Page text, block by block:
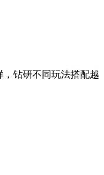
钻研不同玩法搭配越